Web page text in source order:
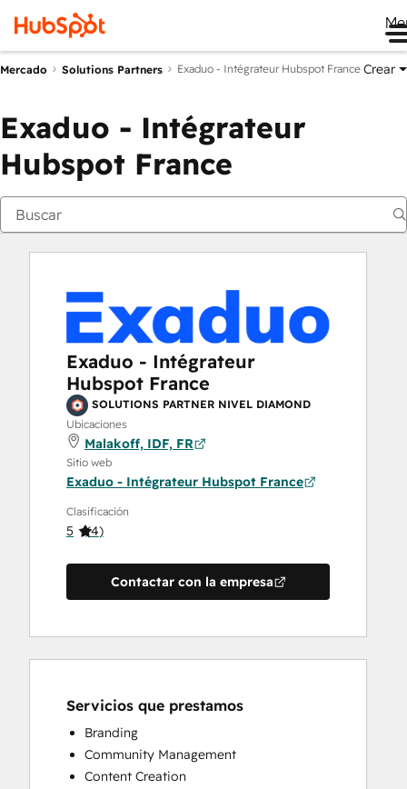
Mercado Solutions Partners Exaduo - Intégrateur Hubspot France Crear
Exaduo - Intégrateur
Hubspot France
Exaduo - Intégrateur
Hubspot France
SOLUTIONS PARTNER NIVEL DIAMOND
Ubicaciones
Malakoff, IDF, FR
Sitio web
Exaduo - Intégrateur Hubspot France
Clasificación
5 (4)
Contactar con la empresa
Servicios que prestamos
Branding
Community Management
Content Creation